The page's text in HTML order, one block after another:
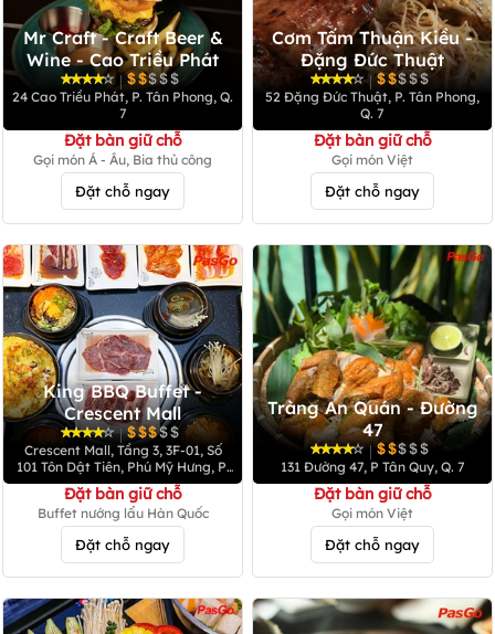
Mr Craft - Craft Beer &
Wine - Cao Triều Phát
|
24 Cao Triều Phát, P. Tân Phong, Q.
7
Đặt bàn giữ chỗ
Gọi món Á - Âu, Bia thủ công
Đặt chỗ ngay
Cơm Tấm Thuận Kiều -
Đặng Đức Thuật
|
52 Đặng Đức Thuật, P. Tân Phong,
Q. 7
Đặt bàn giữ chỗ
Gọi món Việt
Đặt chỗ ngay
King BBQ Buffet -
Crescent Mall
|
Crescent Mall, Tầng 3, 3F-01, Số
101 Tôn Dật Tiên, Phú Mỹ Hưng, P.
Tân Phú, Q. 7
Đặt bàn giữ chỗ
Buffet nướng lẩu Hàn Quốc
Đặt chỗ ngay
Tràng An Quán - Đường
47
|
131 Đường 47, P Tân Quy, Q. 7
Đặt bàn giữ chỗ
Gọi món Việt
Đặt chỗ ngay